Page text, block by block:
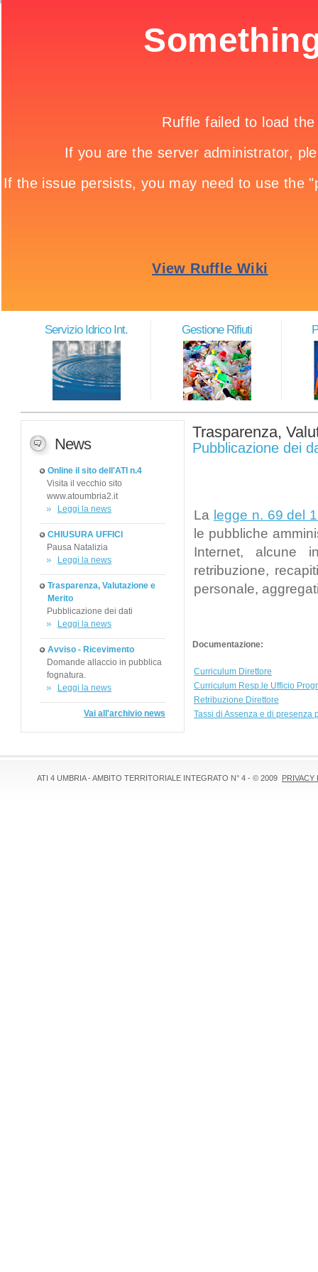
Servizio Idrico Int. Gestione Rifiuti
News
Online il sito dell'ATI n.4
Visita il vecchio sito
www.atoumbria2.it
Leggi la news
CHIUSURA UFFICI
Pausa Natalizia
Leggi la news
Trasparenza, Valutazione e
Merito
Pubblicazione dei dati
Leggi la news
Avviso - Ricevimento
Domande allaccio in pubblica
fognatura.
Leggi la news
Vai all'archivio news
Trasparenza,
Pubblicazione dei
La legge n. 69 del
le pubbliche
Internet, alcune
retribuzione,
personale,
Documentazione:
Curriculum Direttore
Curriculum Resp.le Ufficio
Retribuzione Direttore
Tassi di Assenza e di presenza
ATI 4 UMBRIA - AMBITO TERRITORIALE INTEGRATO N° 4 - © 2009 PRIVACY